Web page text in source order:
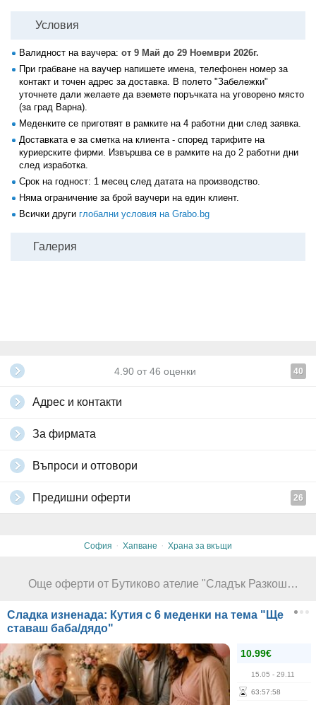
Условия
Валидност на ваучера: от 9 Май до 29 Ноември 2026г.
При грабване на ваучер напишете имена, телефонен номер за
контакт и точен адрес за доставка. В полето "Забележки"
уточнете дали желаете да вземете поръчката на уговорено място
(за град Варна).
Меденките се приготвят в рамките на 4 работни дни след заявка.
Доставката е за сметка на клиента - според тарифите на
куриерските фирми. Извършва се в рамките на до 2 работни дни
след изработка.
Срок на годност: 1 месец след датата на производство.
Няма ограничение за брой ваучери на един клиент.
Всички други глобални условия на Grabo.bg
Галерия
4.90 от 46 оценки 40
Адрес и контакти
За фирмата
Въпроси и отговори
Предишни оферти 26
София · Хапване · Храна за вкъщи
Още оферти от Бутиково ателие "Сладък Разкош"
Сладка изненада: Кутия с 6 меденки на тема "Ще
ставаш баба/дядо"
10.99€
15.05 - 29.11
63:57:58